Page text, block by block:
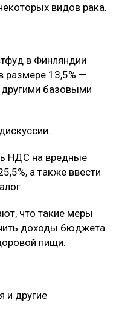
видов рака.
в Финляндии
13,5% —
другими базовыми
НДС на вредные
а также ввести
что такие меры
доходы бюджета
пищи.
и другие